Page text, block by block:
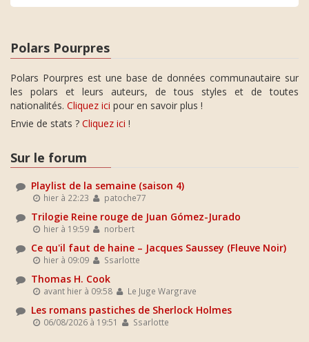
Polars Pourpres
Polars Pourpres est une base de données communautaire sur
les polars et leurs auteurs, de tous styles et de toutes
nationalités. Cliquez ici pour en savoir plus !
Envie de stats ? Cliquez ici !
Sur le forum
Playlist de la semaine (saison 4)
hier à 22:23 patoche77
Trilogie Reine rouge de Juan Gómez-Jurado
hier à 19:59 norbert
Ce qu'il faut de haine – Jacques Saussey (Fleuve Noir)
hier à 09:09 Ssarlotte
Thomas H. Cook
avant hier à 09:58 Le Juge Wargrave
Les romans pastiches de Sherlock Holmes
06/08/2026 à 19:51 Ssarlotte